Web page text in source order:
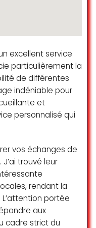
pas 0,35% sur le
mais plutôt
facile de
10 pips
que
0,35%
Jean Dupont
départ, mais par
avec
supers
aidé dans les
m’a mis en
excellent service
particulièrement la
de différentes
indéniable pour
et
personnalisé qui
vos échanges de
trouvé leur
rendant la
portée
aux
cadre strict du